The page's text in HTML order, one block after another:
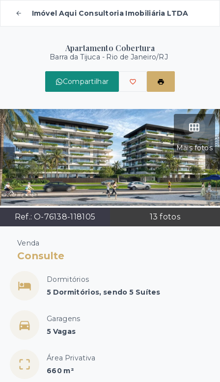
Imóvel Aqui Consultoria Imobiliária LTDA
Apartamento Cobertura
Barra da Tijuca - Rio de Janeiro/RJ
Compartilhar
Mais fotos
Ref.: O-76138-118105 13 fotos
Venda
Consulte
Dormitórios
5 Dormitórios, sendo 5 Suítes
Garagens
5 Vagas
Área Privativa
660 m²